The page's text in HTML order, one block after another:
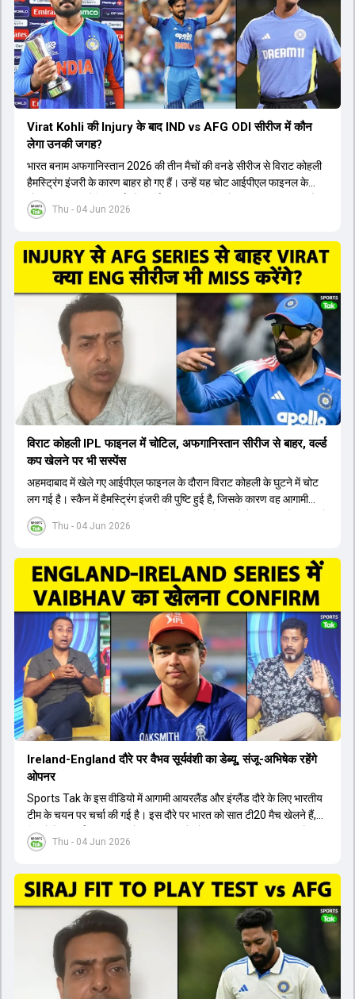
Thu - 04 Jun 2026
Virat Kohli की Injury के बाद IND vs AFG ODI सीरीज में कौन
लेगा उनकी जगह?
भारत बनाम अफगानिस्तान 2026 की तीन मैचों की वनडे सीरीज से विराट कोहली
हैमस्ट्रिंग इंजरी के कारण बाहर हो गए हैं। उन्हें यह चोट आईपीएल फाइनल के
दौरान लगी थी। रोहित शर्मा और हार्दिक पांड्या की फिटनेस पर भी अभी सवाल हैं,
इसलिए नंबर तीन पर कोहली की जगह एक मजबूत विकल्प खोजना जरूरी है। इस
रुतुराज गायकवाड़ 58.8 की लिस्ट ए औसत के साथ एक मजबूत विकल्प हैं। संजू
सैमसन भी बड़े दावेदार हैं, जिनका वनडे क्रिकेट में 56 से ज्यादा का औसत है।
यशस्वी जायसवाल को भी मौका मिल सकता है, हालांकि उनके बैटिंग ऑर्डर पर
विचार करना होगा। इसके अलावा 82 से ज्यादा की लिस्ट ए औसत वाले देवदत्त
पडिक्कल भी एक शानदार विकल्प हो सकते हैं। टीम मैनेजमेंट स्क्वाड में पहले से
मौजूद ईशान किशन को भी नंबर तीन पर खिलाने का फैसला कर सकती है।
Thu - 04 Jun 2026
विराट कोहली IPL फाइनल में चोटिल, अफगानिस्तान सीरीज से बाहर, वर्ल्ड
कप खेलने पर भी सस्पेंस
अहमदाबाद में खेले गए आईपीएल फाइनल के दौरान विराट कोहली के घुटने में चोट
लग गई है। स्कैन में हैमस्ट्रिंग इंजरी की पुष्टि हुई है, जिसके कारण वह आगामी
अफगानिस्तान सीरीज से बाहर हो गए हैं। इस चोट से उबरने में सामान्य तौर पर 4 से
12 हफ्ते का समय लग सकता है, और अगर सर्जरी की जरूरत पड़ी तो 3 से 5 महीने
सेंटर ऑफ एक्सीलेंस जाएंगे। इस गंभीर चोट के कारण 14 जुलाई से शुरू होने वाले
इंग्लैंड दौरे और आगामी वर्ल्ड कप में उनके खेलने पर सस्पेंस बन गया है। दूसरी
तरफ, आईपीएल में इम्पैक्ट प्लेयर के तौर पर खेलने वाले रोहित शर्मा को भी अभी तक
मेडिकल क्लीयरेंस नहीं मिली है। शनिवार को मुंबई में होने वाली चयन समिति की
बैठक में यह देखना अहम होगा कि क्या चयनकर्ता विराट कोहली को फिटनेस की शर्त
पर टीम में शामिल करते हैं या नहीं।
Thu - 04 Jun 2026
Ireland-England दौरे पर वैभव सूर्यवंशी का डेब्यू, संजू-अभिषेक रहेंगे
ओपनर
Sports Tak के इस वीडियो में आगामी आयरलैंड और इंग्लैंड दौरे के लिए भारतीय
टीम के चयन पर चर्चा की गई है। इस दौरे पर भारत को सात टी20 मैच खेलने हैं,
जिसमें वैभव सूर्यवंशी का टीम में चुना जाना और डेब्यू करना तय माना जा रहा है।
हालांकि, अभिषेक शर्मा और संजू सैमसन ही टीम के फर्स्ट चॉइस ओपनर बने रहेंगे,
नंबर तीन और श्रेयस अय्यर नंबर चार पर खेलेंगे। वहीं, रजत पाटीदार फिलहाल
टी20 टीम की योजना से बाहर हैं, लेकिन वह टेस्ट क्रिकेट में वापसी कर सकते हैं।